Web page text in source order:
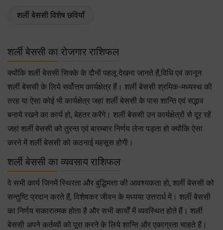
शर्ली बेससी विशेष छवियाँ
शर्ली बेससी का रोजगार राशिफल
क्योंकि शर्ली बेससी सिक्के के दौनों पहलू देखना जानते हैं,विधि एवं कानून
शर्ली बेससी के लिये सर्वोत्तम कार्यक्षेत्र हैं। शर्ली बेससी श्रमिक-मध्यस्थ की
तरह या ऐसा कोई भी कार्यक्षेत्र जहां शर्ली बेससी के पास शान्ति एवं सद्भाव
बनाये रखने का कार्य हो, बेहतर करेंगे। शर्ली बेससी उन कार्यक्षेत्रों से दूर रहें
जहां शर्ली बेससी को तुरन्त एवं बारम्बार निर्णय लेना पड़ता हो क्योंकि ऐसा
करने में शर्ली बेससी को कठनाई महसूस होगी।
शर्ली बेससी का व्यवसाय राशिफल
वे सभी कार्य जिनमें स्थिरता और बुद्धिमत्ता की आवश्यकता हो, शर्ली बेससी को
सन्तुष्टि प्रदान करते हैं, विशेषकर जीवन के मध्यया उत्तरार्ध में। शर्ली बेससी
का निर्णय सकारात्मक होता है और सभी कार्यों में व्यवस्थित होते हैं। शर्ली
बेससी अपने कर्तव्यों को पूरा करने के लिये शान्ति और एकाग्रता चाहते हैं।